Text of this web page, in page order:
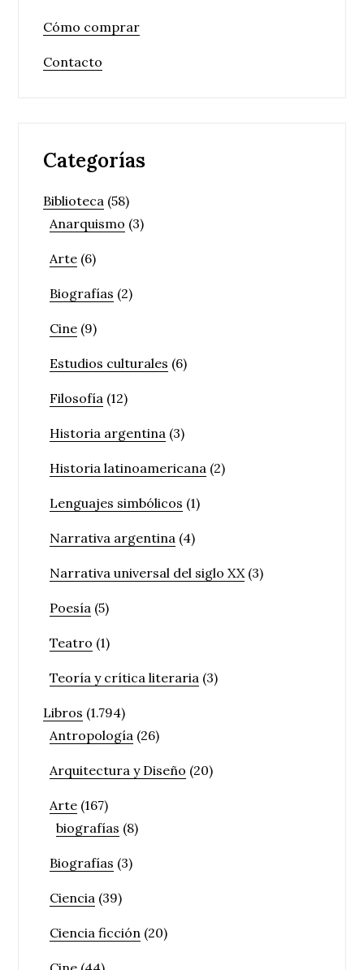
Cómo comprar
Contacto
Categorías
Biblioteca (58)
Anarquismo (3)
Arte (6)
Biografías (2)
Cine (9)
Estudios culturales (6)
Filosofía (12)
Historia argentina (3)
Historia latinoamericana (2)
Lenguajes simbólicos (1)
Narrativa argentina (4)
Narrativa universal del siglo XX (3)
Poesía (5)
Teatro (1)
Teoría y crítica literaria (3)
Libros (1.794)
Antropología (26)
Arquitectura y Diseño (20)
Arte (167)
biografías (8)
Biografías (3)
Ciencia (39)
Ciencia ficción (20)